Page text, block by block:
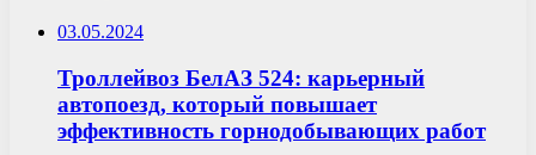
03.05.2024
Троллейвоз БелАЗ 524: карьерный
автопоезд, который повышает
эффективность горнодобывающих работ